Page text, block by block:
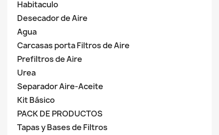
Habitaculo
Desecador de Aire
Agua
Carcasas porta Filtros de Aire
Prefiltros de Aire
Urea
Separador Aire-Aceite
Kit Básico
PACK DE PRODUCTOS
Tapas y Bases de Filtros